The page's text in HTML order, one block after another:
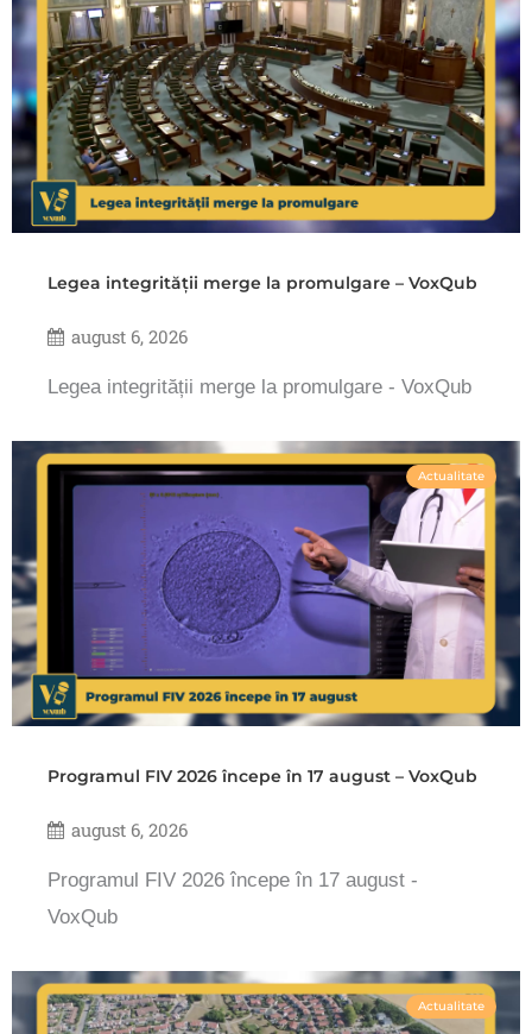
Legea integrității merge la promulgare – VoxQub
august 6, 2026
Legea integrității merge la promulgare - VoxQub
Actualitate
Programul FIV 2026 începe în 17 august – VoxQub
august 6, 2026
Programul FIV 2026 începe în 17 august -
VoxQub
Actualitate